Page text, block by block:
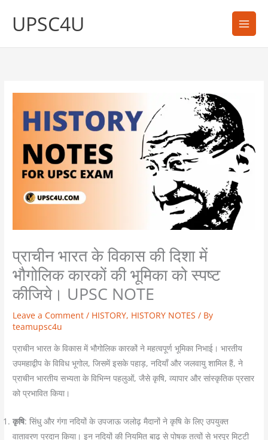
UPSC4U
प्राचीन भारत के विकास की दिशा में
भौगोलिक कारकों की भूमिका को स्पष्ट
कीजिये। UPSC NOTE
Leave a Comment / HISTORY, HISTORY NOTES / By
teamupsc4u
प्राचीन भारत के विकास में भौगोलिक कारकों ने महत्वपूर्ण भूमिका निभाई। भारतीय
उपमहाद्वीप के विविध भूगोल, जिसमें इसके पहाड़, नदियाँ और जलवायु शामिल हैं, ने
प्राचीन भारतीय सभ्यता के विभिन्न पहलुओं, जैसे कृषि, व्यापार और सांस्कृतिक प्रसार
को प्रभावित किया।
कृषि: सिंधु और गंगा नदियों के उपजाऊ जलोढ़ मैदानों ने कृषि के लिए उपयुक्त
वातावरण प्रदान किया। इन नदियों की नियमित बाढ़ से पोषक तत्वों से भरपूर मिट्टी